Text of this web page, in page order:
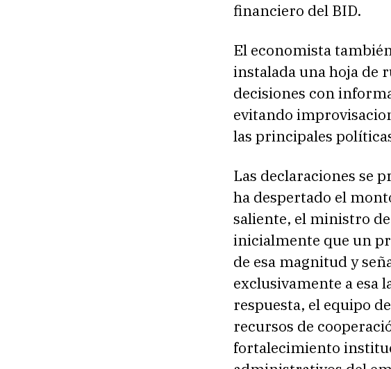
financiero del BID.
El economista
instalada una hoja de
decisiones con
evitando
las principales
Las declaraciones se
ha despertado el
saliente, el ministro
inicialmente que un
de esa magnitud y
exclusivamente a esa
respuesta, el equipo
recursos de
fortalecimiento